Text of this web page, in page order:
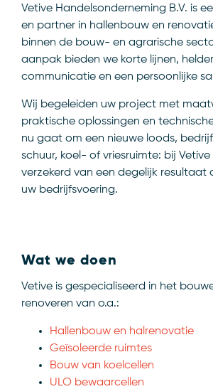
Vetive Handelsonderneming B.V. is
en partner in hallenbouw en
binnen de bouw- en agrarische
aanpak bieden we korte lijnen,
communicatie en een persoonlijke
Wij begeleiden uw project met
praktische oplossingen en
nu gaat om een nieuwe loods,
schuur, koel- of vriesruimte: bij
verzekerd van een degelijk resultaat
uw bedrijfsvoering.
Wat we doen
Vetive is gespecialiseerd in het
renoveren van o.a.:
Hallenbouw en halrenovatie
Geïsoleerde ruimtes
Bouw van koelcellen
ULO bewaarcellen